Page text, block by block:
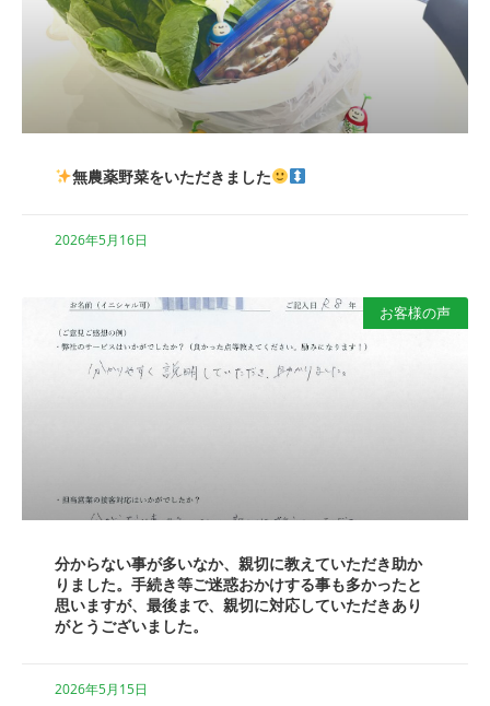
無農薬野菜をいただきました
2026年5月16日
お客様の声
分からない事が多いなか、親切に教えていただき助か
りました。手続き等ご迷惑おかけする事も多かったと
思いますが、最後まで、親切に対応していただきあり
がとうございました。
2026年5月15日